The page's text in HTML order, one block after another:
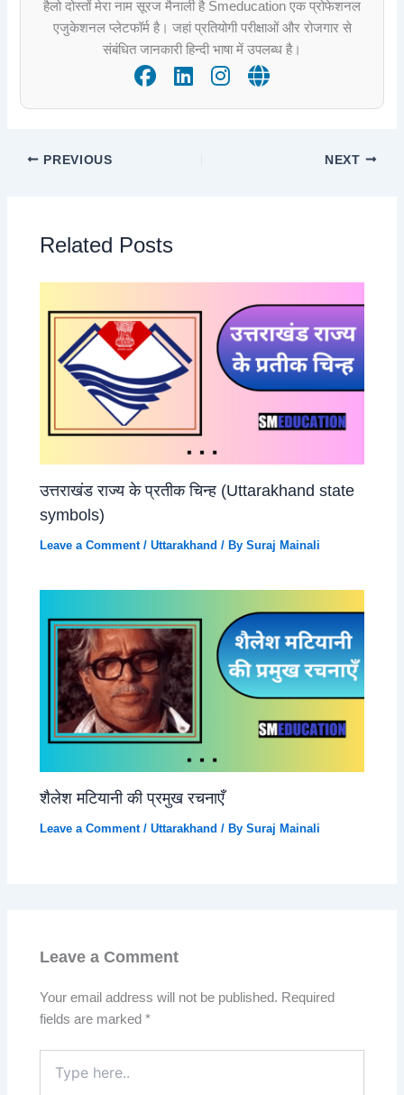
हैलो दोस्तों मेरा नाम सूरज मैनाली है Smeducation एक प्रोफेशनल
एजुकेशनल प्लेटफॉर्म है। जहां प्रतियोगी परीक्षाओं और रोजगार से
संबंधित जानकारी हिन्दी भाषा में उपलब्ध है।
PREVIOUS NEXT
Related Posts
उत्तराखंड राज्य के प्रतीक चिन्ह (Uttarakhand state
symbols)
Leave a Comment /Uttarakhand / BySuraj Mainali
शैलेश मटियानी की प्रमुख रचनाएँ
Leave a Comment /Uttarakhand / BySuraj Mainali
Leave a Comment
Your email address will not be published. Required
fields are marked*
here..